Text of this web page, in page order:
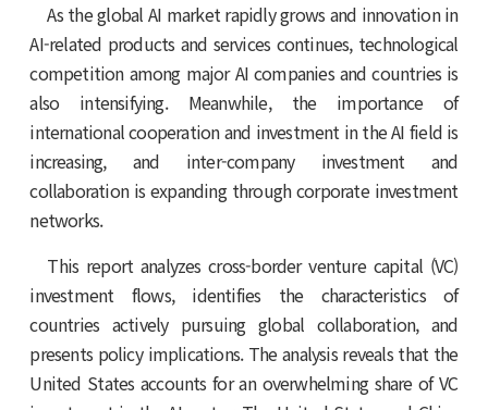
As the global AI market rapidly grows and innovation in
AI-related products and services continues, technological
competition among major AI companies and countries is
also intensifying. Meanwhile, the importance of
international cooperation and investment in the AI field is
increasing, and inter-company investment and
collaboration is expanding through corporate investment
networks.
This report analyzes cross-border venture capital (VC)
investment flows, identifies the characteristics of
countries actively pursuing global collaboration, and
presents policy implications. The analysis reveals that the
United States accounts for an overwhelming share of VC